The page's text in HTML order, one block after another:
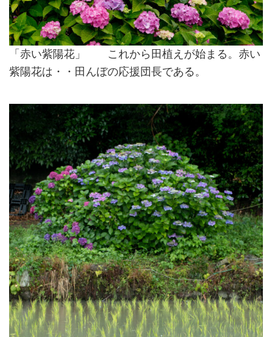
「赤い紫陽花」 これから田植えが始まる。赤い
紫陽花は・・田んぼの応援団長である。